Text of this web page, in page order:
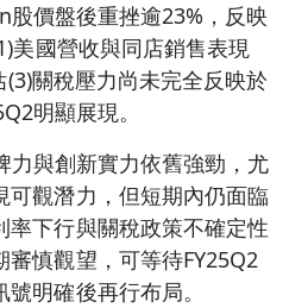
價盤後重挫逾23%，反映
美國營收與同店銷售表現
(3)關稅壓力尚未完全反映於
明顯展現。
與創新實力依舊強勁，尤
可觀潛力，但短期內仍面臨
率下行與關稅政策不確定性
慎觀望，可等待FY25Q2
明確後再行布局。